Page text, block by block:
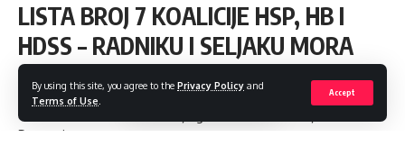
By using this site, you agree to the Privacy Policy and
Terms of Use
Accept
LISTA BROJ 7 KOALICIJE HSP, HB I
HDSS – RADNIKU I SELJAKU MORA
BITI BOLJE
Glas za "hrvatsku Hrvatsku"je glas za HSP i koaliciju Za
Domovinu